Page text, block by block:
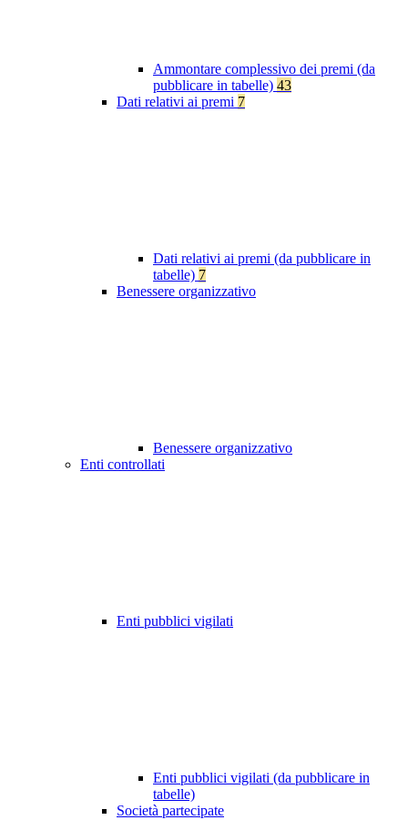
Ammontare complessivo dei premi (da
pubblicare in tabelle) 43
Dati relativi ai premi 7
Dati relativi ai premi (da pubblicare in
tabelle) 7
Benessere organizzativo
Benessere organizzativo
Enti controllati
Enti pubblici vigilati
Enti pubblici vigilati (da pubblicare in
tabelle)
Società partecipate